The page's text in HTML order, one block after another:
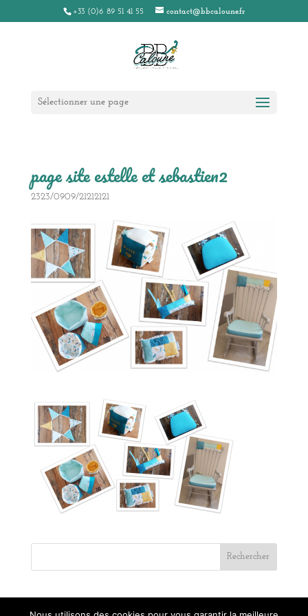
+33 (0)6 89 51 41 55 contact@bbcaloune.fr
Sélectionner une page
page site estelle et sebastien2
2323/0909/21212121